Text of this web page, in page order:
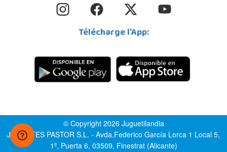
Télécharge l'App:
© Copyright 2026 Juguetilandia
JUGUETES PASTOR S.L. - Avda.Federico García Lorca 1 Local 5,
1º, Puerta 6, 03509, Finestrat (Alicante)